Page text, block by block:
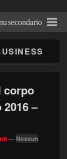
secondario
corpo
–
— Nessun